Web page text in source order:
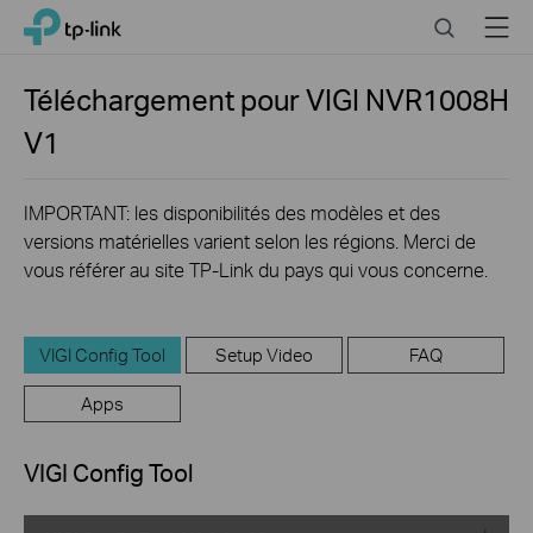
Click
the
navigation
TP-Link, Reliably Smart SearchMenu
Téléchargement pourVIGI NVR1008H
V1
IMPORTANT: les disponibilités des modèles et des
versions matérielles varient selon les régions. Merci de
vous référer au site TP-Link du pays qui vous concerne.
VIGI Config Tool Setup Video FAQ
Apps
VIGI Config Tool